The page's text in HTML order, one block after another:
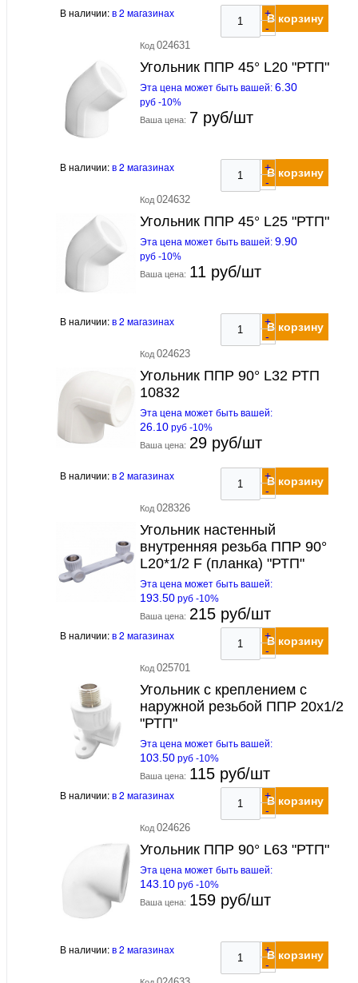
В наличии:в 2 магазинах
+
-
В корзину
Код 024631
Угольник ППР 45° L20 "РТП"
Эта цена может быть вашей: 6.30
руб -10%
Ваша цена: 7 руб/шт
В наличии:в 2 магазинах
+
-
В корзину
Код 024632
Угольник ППР 45° L25 "РТП"
Эта цена может быть вашей: 9.90
руб -10%
Ваша цена: 11 руб/шт
В наличии:в 2 магазинах
+
-
В корзину
Код 024623
Угольник ППР 90° L32 РТП
10832
Эта цена может быть вашей:
26.10 руб -10%
Ваша цена: 29 руб/шт
В наличии:в 2 магазинах
+
-
В корзину
Код 028326
Угольник настенный
внутренняя резьба ППР 90°
L20*1/2 F (планка) "РТП"
Эта цена может быть вашей:
193.50 руб -10%
Ваша цена: 215 руб/шт
В наличии:в 2 магазинах
+
-
В корзину
Код 025701
Угольник с креплением с
наружной резьбой ППР 20х1/2
"РТП"
Эта цена может быть вашей:
103.50 руб -10%
Ваша цена: 115 руб/шт
В наличии:в 2 магазинах
+
-
В корзину
Код 024626
Угольник ППР 90° L63 "РТП"
Эта цена может быть вашей:
143.10 руб -10%
Ваша цена: 159 руб/шт
В наличии:в 2 магазинах
+
-
В корзину